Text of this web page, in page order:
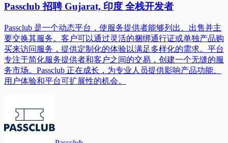
Passclub 招聘 Gujarat, 印度 全栈开发者
Passclub 是一个动态平台，使服务提供者能够列出、出售并主
要交换其服务。客户可以通过灵活的捆绑通行证或单独产品购
买来访问服务，提供定制化的体验以满足多样化的需求。平台
专注于简化服务提供者和客户之间的交易，创建一个无缝的服
务市场。Passclub 正在成长，为专业人员提供影响产品功能、
用户体验和平台可扩展性的机会。